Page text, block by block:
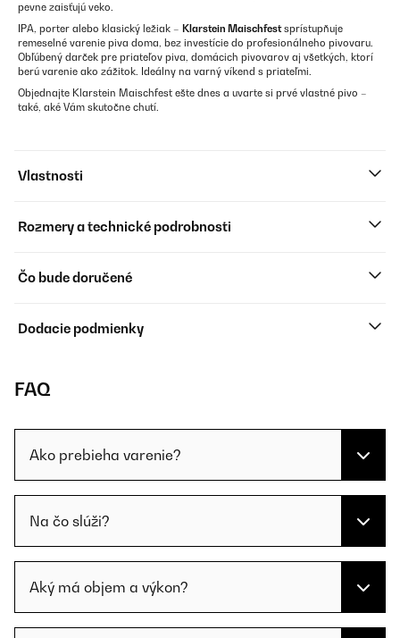
pevne zaisťujú veko.
IPA, porter alebo klasický ležiak – Klarstein Maischfestsprístupňuje
remeselné varenie piva doma, bez investície do profesionálneho pivovaru.
Obľúbený darček pre priateľov piva, domácich pivovarov aj všetkých, ktorí
berú varenie ako zážitok. Ideálny na varný víkend s priateľmi.
Objednajte Klarstein Maischfest ešte dnes a uvarte si prvé vlastné pivo –
také, aké Vám skutočne chutí.
Vlastnosti
Rozmery a technické podrobnosti
Čo bude doručené
Dodacie podmienky
FAQ
Ako prebieha varenie?
Na čo slúži?
Aký má objem a výkon?